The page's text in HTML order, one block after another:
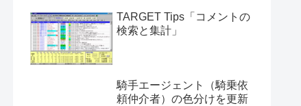
TARGET Tips「コメントの
検索と集計」
騎手エージェント（騎乗依
頼仲介者）の色分けを更新